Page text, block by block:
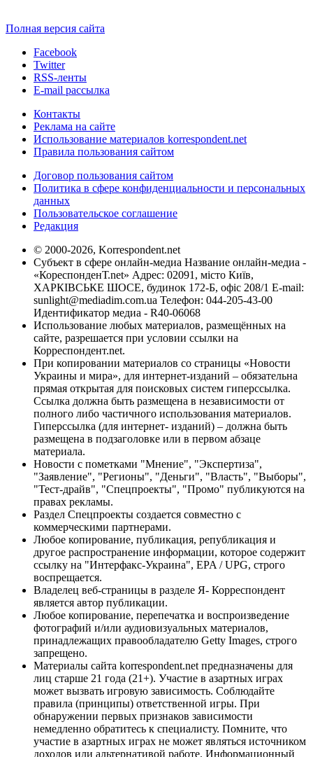
Полная версия сайта
Facebook
Twitter
RSS-ленты
E-mail рассылка
Контакты
Реклама на сайте
Использование материалов korrespondent.net
Правила пользования сайтом
Договор пользования сайтом
Политика в сфере конфиденциальности и персональных
данных
Пользовательское соглашение
Редакция
© 2000-2026, Korrespondent.net
Субъект в сфере онлайн-медиа Название онлайн-медиа -
«КореспонденТ.net» Адрес: 02091, місто Київ,
ХАРКІВСЬКЕ ШОСЕ, будинок 172-Б, офіс 208/1 E-mail:
sunlight@mediadim.com.ua Телефон: 044-205-43-00
Идентификатор медиа - R40-06068
Использование любых материалов, размещённых на
сайте, разрешается при условии ссылки на
Корреспондент.net.
При копировании материалов со страницы «Новости
Украины и мира», для интернет-изданий – обязательна
прямая открытая для поисковых систем гиперссылка.
Ссылка должна быть размещена в независимости от
полного либо частичного использования материалов.
Гиперссылка (для интернет- изданий) – должна быть
размещена в подзаголовке или в первом абзаце
материала.
Новости с пометками "Мнение", "Экспертиза",
"Заявление", "Регионы", "Деньги", "Власть", "Выборы",
"Тест-драйв", "Спецпроекты", "Промо" публикуются на
правах рекламы.
Раздел Спецпроекты создается совместно с
коммерческими партнерами.
Любое копирование, публикация, републикация и
другое распространение информации, которое содержит
ссылку на "Интерфакс-Украина", EPA / UPG, строго
воспрещается.
Владелец веб-страницы в разделе Я- Корреспондент
является автор публикации.
Любое копирование, перепечатка и воспроизведение
фотографий и/или аудиовизуальных материалов,
принадлежащих правообладателю Getty Images, строго
запрещено.
Материалы сайта korrespondent.net предназначены для
лиц старше 21 года (21+). Участие в азартных играх
может вызвать игровую зависимость. Соблюдайте
правила (принципы) ответственной игры. При
обнаружении первых признаков зависимости
немедленно обратитесь к специалисту. Помните, что
участие в азартных играх не может являться источником
доходов или альтернативой работе. Информационный